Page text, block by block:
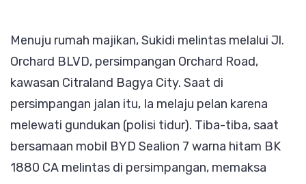
Menuju rumah majikan, Sukidi melintas melalui Jl.
Orchard BLVD, persimpangan Orchard Road,
kawasan Citraland Bagya City. Saat di
persimpangan jalan itu, Ia melaju pelan karena
melewati gundukan (polisi tidur). Tiba-tiba, saat
bersamaan mobil BYD Sealion 7 warna hitam BK
1880 CA melintas di persimpangan, memaksa